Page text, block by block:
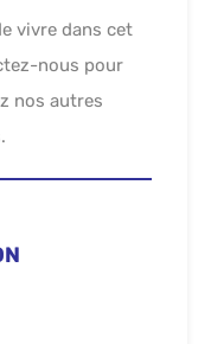
vivre dans cet
nous pour
nos autres